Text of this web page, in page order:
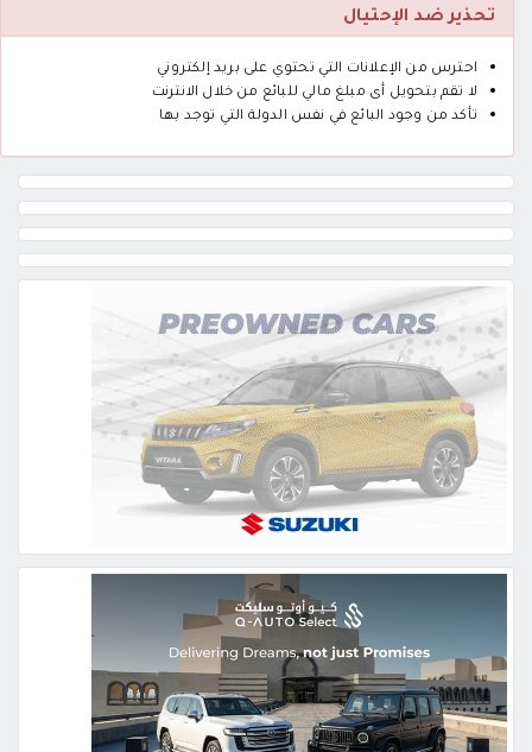
تحذير ضد الإحتيال
احترس من الإعلانات التي تحتوي على بريد إلكتروني
لا تقم بتحويل أى مبلغ مالي للبائع من خلال الانترنت
تأكد من وجود البائع في نفس الدولة التي توجد بها